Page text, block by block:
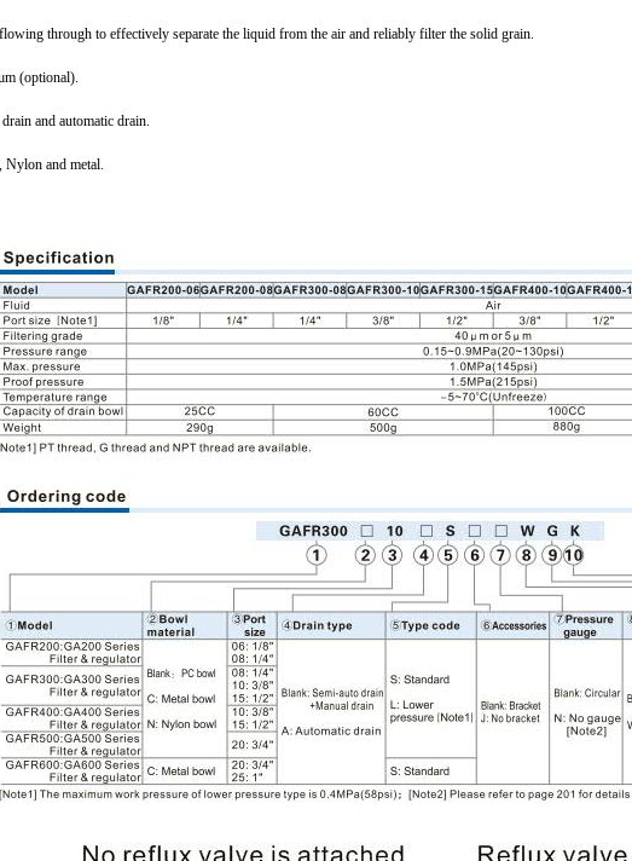
through to effectively separate the liquid from the air and reliably filter the solid grain.
(optional).
and automatic drain.
and metal.